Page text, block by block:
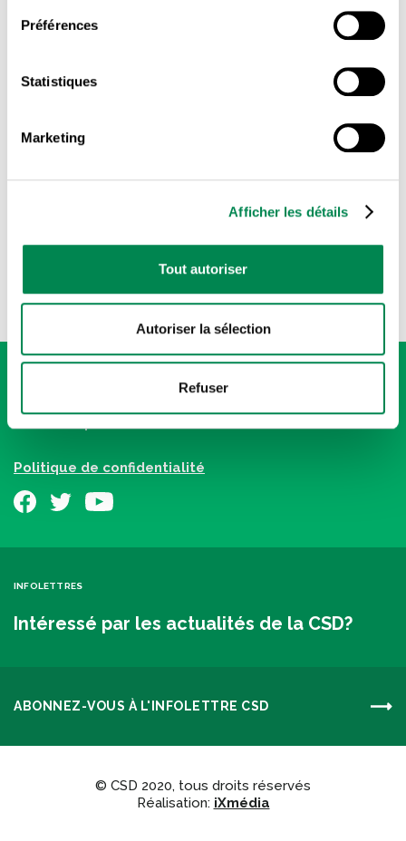
Préférences
Statistiques
Marketing
Afficher les détails
Tout autoriser
Autoriser la sélection
Refuser
envíos, sacrificio (todo relacionado a manipulación de
El sindicato puede ayudarte en la postulación, envíanos
obtengan una oportunidad laboral justa e igualitaria!
Politique de confidentialité
INFOLETTRES
Intéressé par les actualités de la CSD?
ABONNEZ-VOUS À L'INFOLETTRE CSD
© CSD 2020, tous droits réservés
Réalisation: iXmédia